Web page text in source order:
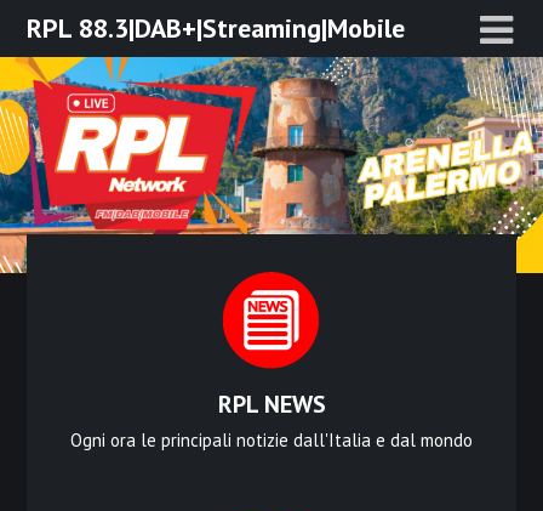
Skip
content
RPL 88.3|DAB+|Streaming|Mobile
RPL NEWS
Ogni ora le principali notizie dall'Italia e dal mondo